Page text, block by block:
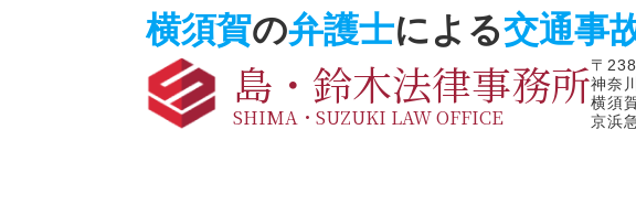
横須賀の弁護士による交
島・鈴木法律事務
SHIMA・SUZUKI LAW OFFICE